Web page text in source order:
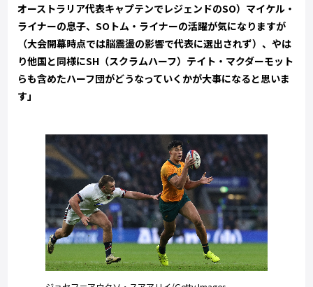
オーストラリア代表キャプテンでレジェンドのSO）マイケル・
ライナーの息子、SOトム・ライナーの活躍が気になりますが
（大会開幕時点では脳震盪の影響で代表に選出されず）、やは
り他国と同様にSH（スクラムハーフ）テイト・マクダーモット
らも含めたハーフ団がどうなっていくかが大事になると思いま
す」